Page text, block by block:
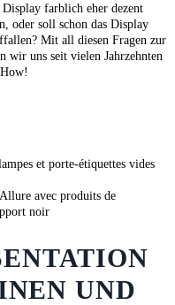
farblich eher dezent
oder soll schon das Display
Mit all diesen Fragen zur
wir uns seit vielen Jahrzehnten
UND